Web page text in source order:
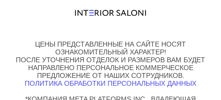
ЦЕНЫ ПРЕДСТАВЛЕННЫЕ НА САЙТЕ НОСЯТ
ОЗНАКОМИТЕЛЬНЫЙ ХАРАКТЕР!
ПОСЛЕ УТОЧНЕНИЯ ОТДЕЛОК И РАЗМЕРОВ ВАМ БУДЕТ
НАПРАВЛЕНО ПЕРСОНАЛЬНОЕ КОММЕРЧЕСКОЕ
ПРЕДЛОЖЕНИЕ ОТ НАШИХ СОТРУДНИКОВ.
ПОЛИТИКА ОБРАБОТКИ ПЕРСОНАЛЬНЫХ ДАННЫХ